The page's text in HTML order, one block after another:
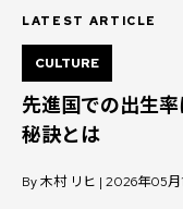
LATEST ARTICLE
CULTURE
先進国での出生率
秘訣とは
By 木村 リヒ | 2026年05月